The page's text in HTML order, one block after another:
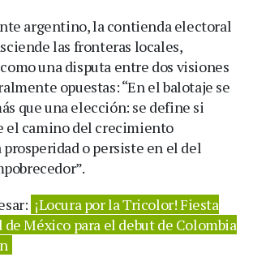
argentino, la contienda electoral
las fronteras locales,
una disputa entre dos visiones
opuestas: “En el balotaje se
que una elección: se define si
el camino del crecimiento
o persiste en el del
¡Locura por la Tricolor! Fiesta
México para el debut de Colombia